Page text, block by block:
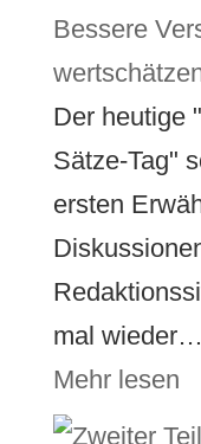
Bessere
Der heutige
Sätze-Tag"
ersten
mal wieder…
Mehr lesen